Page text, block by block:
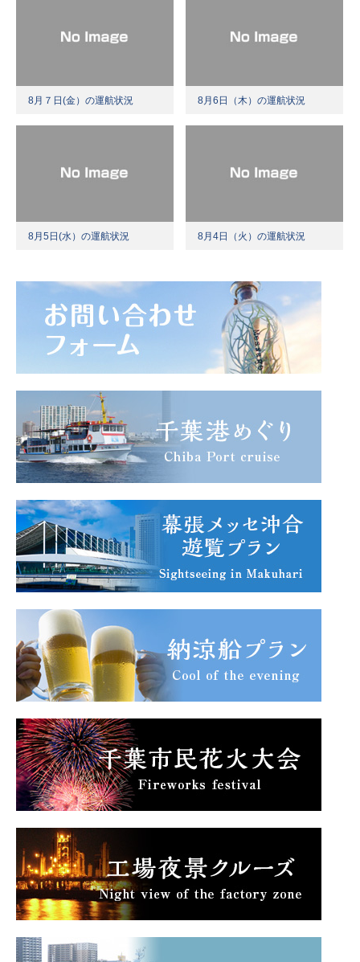
8月７日(金）の運航状況 8月6日（木）の運航状況
8月5日(水）の運航状況 8月4日（火）の運航状況